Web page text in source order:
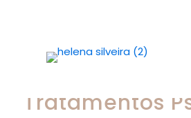
Tratamentos